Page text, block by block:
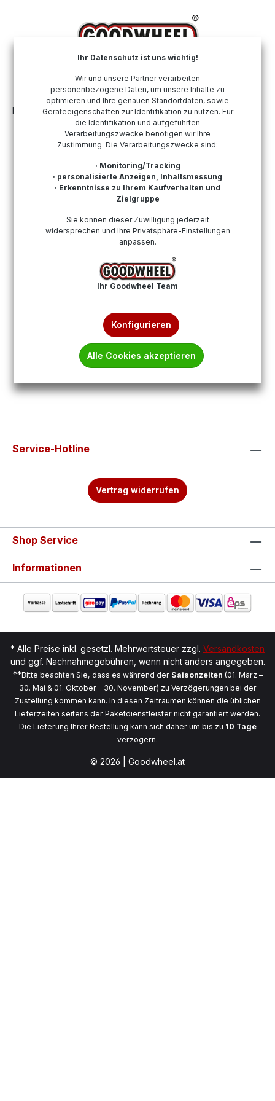
Motorradreifen Einsatzzweck SPEEDWAY
SPEEDWAY Motorradreifen günstig
SPEEDWAY Motorradreifen in allen verfügbaren
Größen. Sie suchen nach einem passenden SPEEDWAY
mit Sicherheit fündig! Schneller Versand & kompetenter
Kundensupport.
Wie finde ich meine Reifengröße?
Keine Produkte gefunden.
Service-Hotline
Vertrag widerrufen
Shop Service
Informationen
* Alle Preise inkl. gesetzl. Mehrwertsteuer zzgl. Versandkosten
und ggf. Nachnahmegebühren, wenn nicht anders angegeben.
**Bitte beachten Sie, dass es während der Saisonzeiten (01. März –
30. Mai & 01. Oktober – 30. November) zu Verzögerungen bei der
Zustellung kommen kann. In diesen Zeiträumen können die üblichen
Lieferzeiten seitens der Paketdienstleister nicht garantiert werden.
Die Lieferung Ihrer Bestellung kann sich daher um bis zu 10 Tage
verzögern.
© 2026 | Goodwheel.at
Ihr Datenschutz ist uns wichtig!
Wir und unsere Partner verarbeiten
personenbezogene Daten, um unsere Inhalte zu
optimieren und Ihre genauen Standortdaten, sowie
Geräteeigenschaften zur Identifikation zu nutzen. Für
die Identifikation und aufgeführten
Verarbeitungszwecke benötigen wir Ihre
Zustimmung. Die Verarbeitungszwecke sind:
· Monitoring/Tracking
· personalisierte Anzeigen, Inhaltsmessung
· Erkenntnisse zu Ihrem Kaufverhalten und
Zielgruppe
Sie können dieser Zuwilligung jederzeit
widersprechen und Ihre Privatsphäre-Einstellungen
anpassen.
Ihr Goodwheel Team
Konfigurieren
Alle Cookies akzeptieren